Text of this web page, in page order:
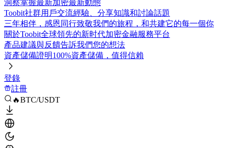
洞察掌握最新加密最新動態
Toobit社群用戶交流經驗、分享知識和討論話題
三年相伴，感恩同行致敬我們的旅程，和共建它的每一個你
關於Toobit全球領先的新时代加密金融服務平台
產品建議與反饋告訴我們您的想法
資產儲備證明100%資產儲備，值得信賴
登錄
註冊
🔥BTC/USDT